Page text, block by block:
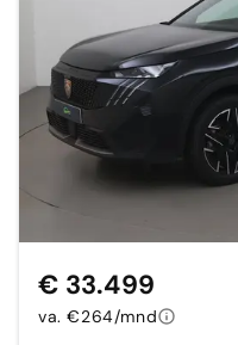
€ 33.499
va. €264/mnd